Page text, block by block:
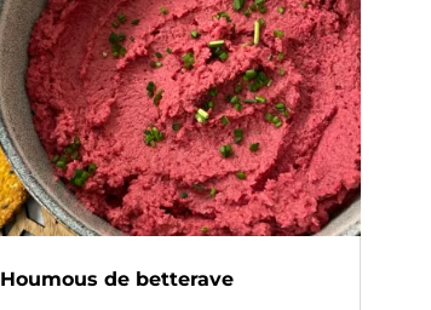
Houmous de betterave